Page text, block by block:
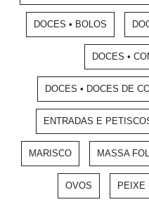
DOCES • BOLOS
DOCES •
DOCES • DOCES DE
ENTRADAS E
MARISCO MASSA
OVOS PEIXE